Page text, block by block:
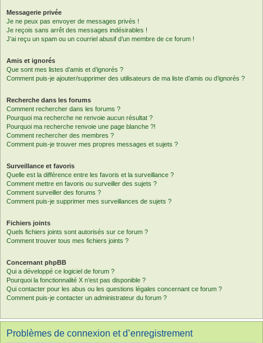
Messagerie privée
Je ne peux pas envoyer de messages privés !
Je reçois sans arrêt des messages indésirables !
J’ai reçu un spam ou un courriel abusif d’un membre de ce forum !
Amis et ignorés
Que sont mes listes d’amis et d’ignorés ?
Comment puis-je ajouter/supprimer des utilisateurs de ma liste d’amis ou d’ignorés ?
Recherche dans les forums
Comment rechercher dans les forums ?
Pourquoi ma recherche ne renvoie aucun résultat ?
Pourquoi ma recherche renvoie une page blanche ?!
Comment rechercher des membres ?
Comment puis-je trouver mes propres messages et sujets ?
Surveillance et favoris
Quelle est la différence entre les favoris et la surveillance ?
Comment mettre en favoris ou surveiller des sujets ?
Comment surveiller des forums ?
Comment puis-je supprimer mes surveillances de sujets ?
Fichiers joints
Quels fichiers joints sont autorisés sur ce forum ?
Comment trouver tous mes fichiers joints ?
Concernant phpBB
Qui a développé ce logiciel de forum ?
Pourquoi la fonctionnalité X n’est pas disponible ?
Qui contacter pour les abus ou les questions légales concernant ce forum ?
Comment puis-je contacter un administrateur du forum ?
Problèmes de connexion et d’enregistrement